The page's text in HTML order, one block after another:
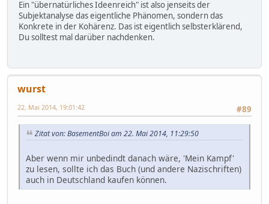
Ein "übernatürliches Ideenreich" ist also jenseits der
Subjektanalyse das eigentliche Phänomen, sondern das
Konkrete in der Kohärenz. Das ist eigentlich selbsterklärend,
Du solltest mal darüber nachdenken.
wurst
#89
22. Mai 2014, 19:01:42
Zitat von: BasementBoi am 22. Mai 2014, 11:29:50
Aber wenn mir unbedindt danach wäre, 'Mein Kampf'
zu lesen, sollte ich das Buch (und andere Nazischriften)
auch in Deutschland kaufen können.